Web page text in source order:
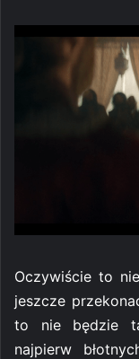
Oczywiście to
jeszcze
to nie będzie
najpierw